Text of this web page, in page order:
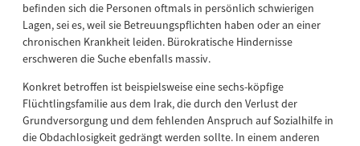
befinden sich die Personen oftmals in persönlich schwierigen
Lagen, sei es, weil sie Betreuungspflichten haben oder an einer
chronischen Krankheit leiden. Bürokratische Hindernisse
erschweren die Suche ebenfalls massiv.
Konkret betroffen ist beispielsweise eine sechs-köpfige
Flüchtlingsfamilie aus dem Irak, die durch den Verlust der
Grundversorgung und dem fehlenden Anspruch auf Sozialhilfe in
die Obdachlosigkeit gedrängt werden sollte. In einem anderen